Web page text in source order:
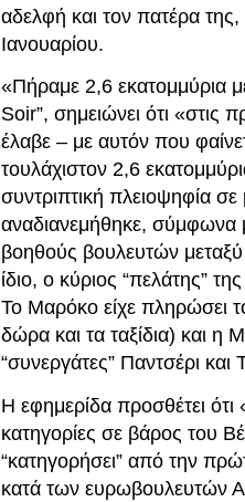
αδελφή και τον πατέρα
Ιανουαρίου.
«Πήραμε 2,6 εκατομμύρια
Soir”, σημειώνει ότι «στις
έλαβε – με αυτόν που
τουλάχιστον 2,6
συντριπτική πλειοψηφία
αναδιανεμήθηκε, σύμφωνα
βοηθούς βουλευτών
ίδιο, ο κύριος “πελάτης”
Το Μαρόκο είχε πληρώσει
δώρα και τα ταξίδια) και
“συνεργάτες” Παντσέρι και
H εφημερίδα προσθέτει
κατηγορίες σε βάρος του
“κατηγορήσει” από την
κατά των ευρωβουλευτών